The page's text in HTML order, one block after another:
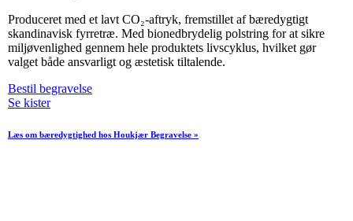
Produceret med et lavt CO₂-aftryk, fremstillet af bæredygtigt
skandinavisk fyrretræ. Med bionedbrydelig polstring for at sikre
miljøvenlighed gennem hele produktets livscyklus, hvilket gør
valget både ansvarligt og æstetisk tiltalende.
Bestil begravelse
Se kister
Læs om bæredygtighed hos Houkjær Begravelse »